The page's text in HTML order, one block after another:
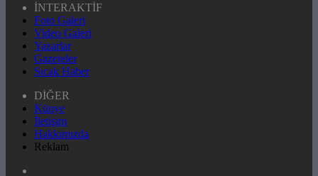
İNTERAKTİF
Foto Galeri
Video Galeri
Yazarlar
Gazeteler
Sıcak Haber
DİĞER
Künye
İletişim
Hakkımızda
Reklam